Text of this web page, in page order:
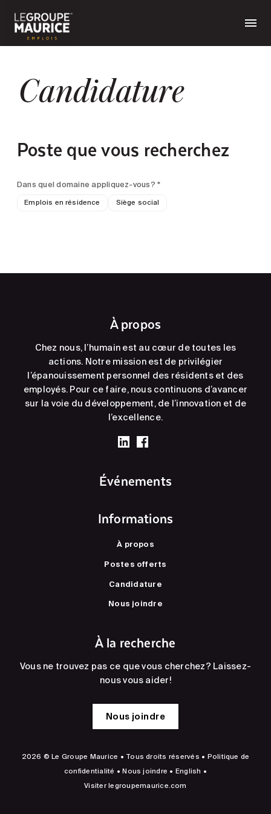
Candidature
Poste que vous recherchez
Dans quel domaine appliquez-vous? *
Emplois en résidence Siège social
À propos
Chez nous, l’humain est au cœur de toutes les
actions. Notre mission est de privilégier
l’épanouissement personnel des résidents et des
employés. Pour ce faire, nous continuons d’avancer
sur la voie du développement, de l’innovation et de
l’excellence.
Événements
Informations
À propos
Postes offerts
Candidature
Nous joindre
À la recherche
Vous ne trouvez pas ce que vous cherchez? Laissez-
nous vous aider!
Nous joindre
2026 © Le Groupe Maurice • Tous droits réservés • Politique de
confidentialité •Nous joindre • English •
Visiterlegroupemaurice.com